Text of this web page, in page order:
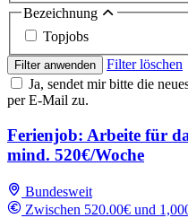
Bezeichnung
Topjobs
Filter anwenden
Filter löschen
Ja, sendet mir bitte die
per E-Mail zu.
Ferienjob: Arbeite für
mind. 520€/Woche
Bundesweit
Zwischen 520.00€ und